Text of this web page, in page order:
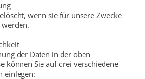
wenn sie für unsere Zwecke
der Daten in der oben
können Sie auf drei verschiedene
einlegen: